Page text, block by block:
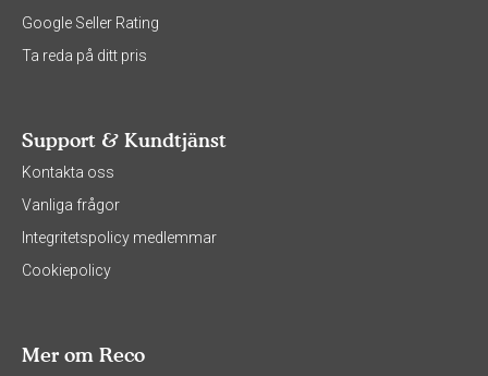
Google Seller Rating
Ta reda på ditt pris
Support & Kundtjänst
Kontakta oss
Vanliga frågor
Integritetspolicy medlemmar
Cookiepolicy
Mer om Reco